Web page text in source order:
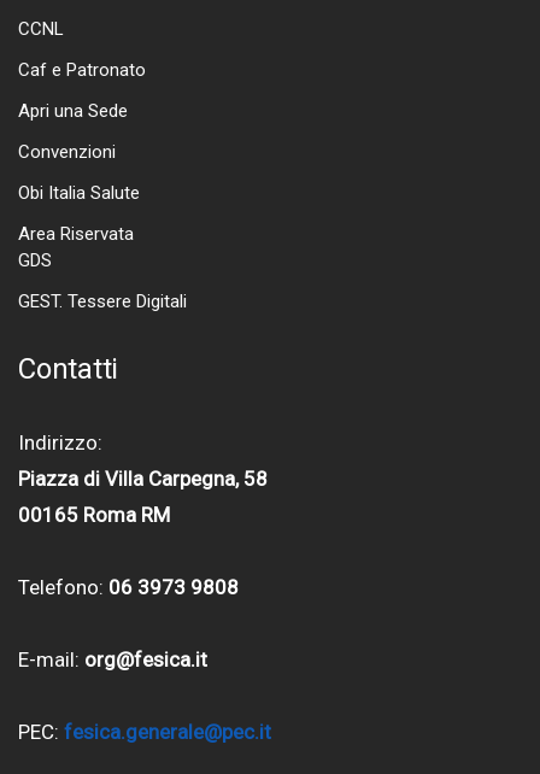
CCNL
Caf e Patronato
Apri una Sede
Convenzioni
Obi Italia Salute
Area Riservata
GDS
GEST. Tessere Digitali
Contatti
Indirizzo:
Piazza di Villa Carpegna, 58
00165 Roma RM
Telefono: 06 3973 9808
E-mail: org@fesica.it
PEC: fesica.generale@pec.it